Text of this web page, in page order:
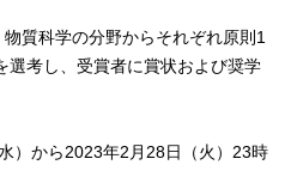
質科学の分野からそれぞれ原則1
選考し、受賞者に賞状および奨学
）から2023年2月28日（火）23時